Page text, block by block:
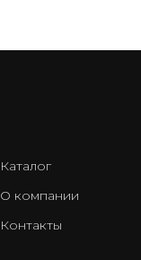
Каталог
О компании
Контакты